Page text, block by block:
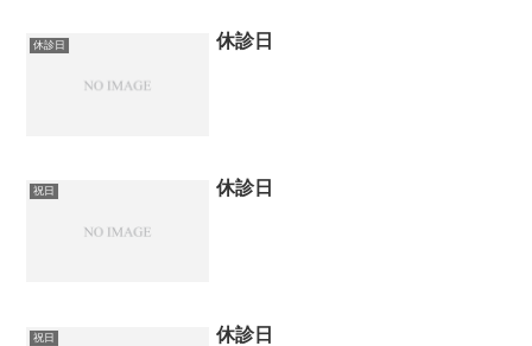
休診日 休診日
祝日 休診日
祝日 休診日